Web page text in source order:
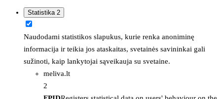
Statistika 2
Naudodami statistikos slapukus, kurie renka anoniminę
informacija ir teikia jos ataskaitas, svetainės savininkai gali
sužinoti, kaip lankytojai sąveikauja su svetaine.
meliva.lt
2